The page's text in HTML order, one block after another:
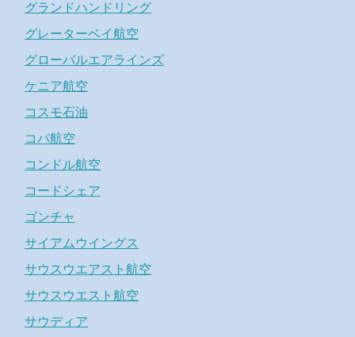
グランドハンドリング
グレーターベイ航空
グローバルエアラインズ
ケニア航空
コスモ石油
コパ航空
コンドル航空
コードシェア
ゴンチャ
サイアムウイングス
サウスウエアスト航空
サウスウエスト航空
サウディア